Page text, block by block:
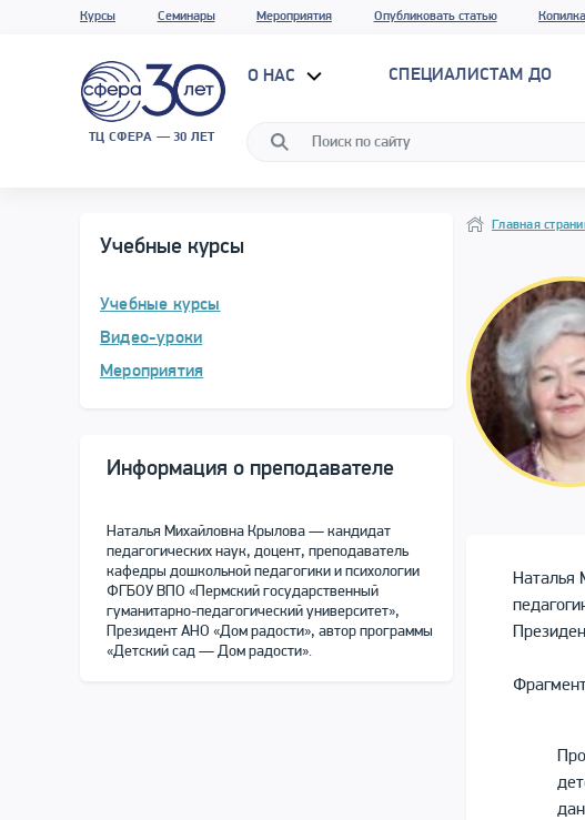
Курсы Семинары Мероприятия Опубликовать статью
ТЦ СФЕРА — 30 ЛЕТ
О НАС СПЕЦИАЛИСТАМ ДО
Учебные курсы
Учебные курсы
Видео-уроки
Мероприятия
Информация о преподавателе
Наталья Михайловна Крылова — кандидат
педагогических наук, доцент, преподаватель
кафедры дошкольной педагогики и психологии
ФГБОУ ВПО «Пермский государственный
гуманитарно-педагогический университет»,
Президент АНО «Дом радости», автор программы
«Детский сад — Дом радости».
Программа
Навигация
Главная
Наталья